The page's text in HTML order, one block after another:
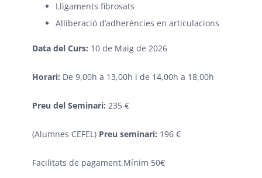
Lligaments fibrosats
Alliberació d’adherències en articulacions
Data del Curs: 10 de Maig de 2026
Horari: De 9,00h a 13,00h i de 14,00h a 18,00h
Preu del Seminari: 235 €
(Alumnes CEFEL) Preu seminari: 196 €
Facilitats de pagament,Mínim 50€